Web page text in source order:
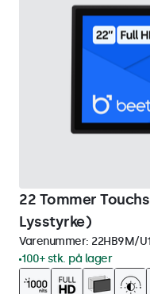
22 Tommer
Lysstyrke)
Varenummer: 22HB9M/U1
100+ stk. på lager